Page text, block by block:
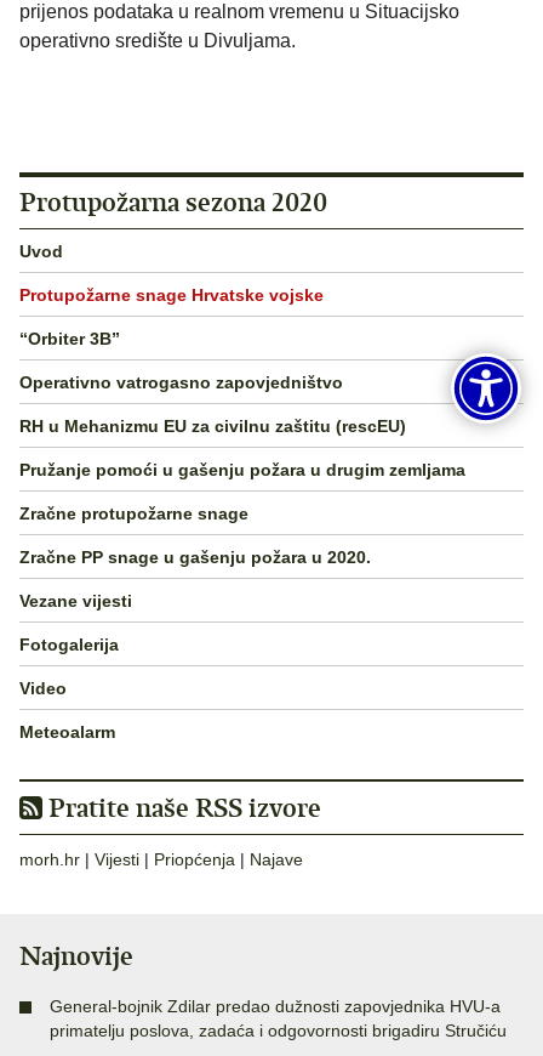
prijenos podataka u realnom vremenu u Situacijsko
operativno središte u Divuljama.
Protupožarna sezona 2020
Uvod
Protupožarne snage Hrvatske vojske
“Orbiter 3B”
Operativno vatrogasno zapovjedništvo
RH u Mehanizmu EU za civilnu zaštitu (rescEU)
Pružanje pomoći u gašenju požara u drugim zemljama
Zračne protupožarne snage
Zračne PP snage u gašenju požara u 2020.
Vezane vijesti
Fotogalerija
Video
Meteoalarm
Pratite naše RSS izvore
morh.hr | Vijesti | Priopćenja | Najave
Najnovije
General-bojnik Zdilar predao dužnosti zapovjednika HVU-a
primatelju poslova, zadaća i odgovornosti brigadiru Stručiću